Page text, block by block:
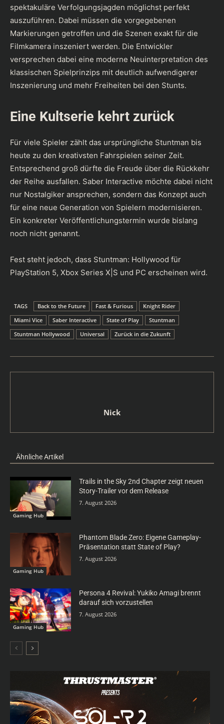
spektakuläre Verfolgungsjagden möglichst perfekt
auszuführen. Dabei müssen die vorgegebenen
Markierungen getroffen und die Szenen exakt für die
Filmkamera inszeniert werden. Die Entwickler
versprechen dabei eine moderne Neuinterpretation des
klassischen Spielprinzips mit deutlich aufwendigerer
Inszenierung und mehr Freiheiten bei den Stunts.
Eine Kultserie kehrt zurück
Für viele Spieler zählt das ursprüngliche Stuntman bis
heute zu den kreativsten Fahrspielen seiner Zeit.
Entsprechend groß dürfte die Freude über die Rückkehr
der Reihe ausfallen. Saber Interactive möchte dabei nicht
nur Nostalgiker ansprechen, sondern das Konzept auch
für eine neue Generation von Spielern modernisieren.
Ein konkreter Veröffentlichungstermin wurde bislang
noch nicht genannt.
Fest steht jedoch, dass Stuntman: Hollywood für
PlayStation 5, Xbox Series X|S und PC erscheinen wird.
TAGS Back to the Future Fast & Furious
Knight Rider
Miami Vice
Saber Interactive State of Play
Stuntman
Stuntman Hollywood
Universal Zurück in die Zukunft
Nick
Ähnliche Artikel
Gaming Hub
Trails in the Sky 2nd Chapter zeigt neuen
Story-Trailer vor dem Release
7. August 2026
Gaming Hub
Phantom Blade Zero: Eigene Gameplay-
Präsentation statt State of Play?
7. August 2026
Gaming Hub
Persona 4 Revival: Yukiko Amagi brennt
darauf sich vorzustellen
7. August 2026